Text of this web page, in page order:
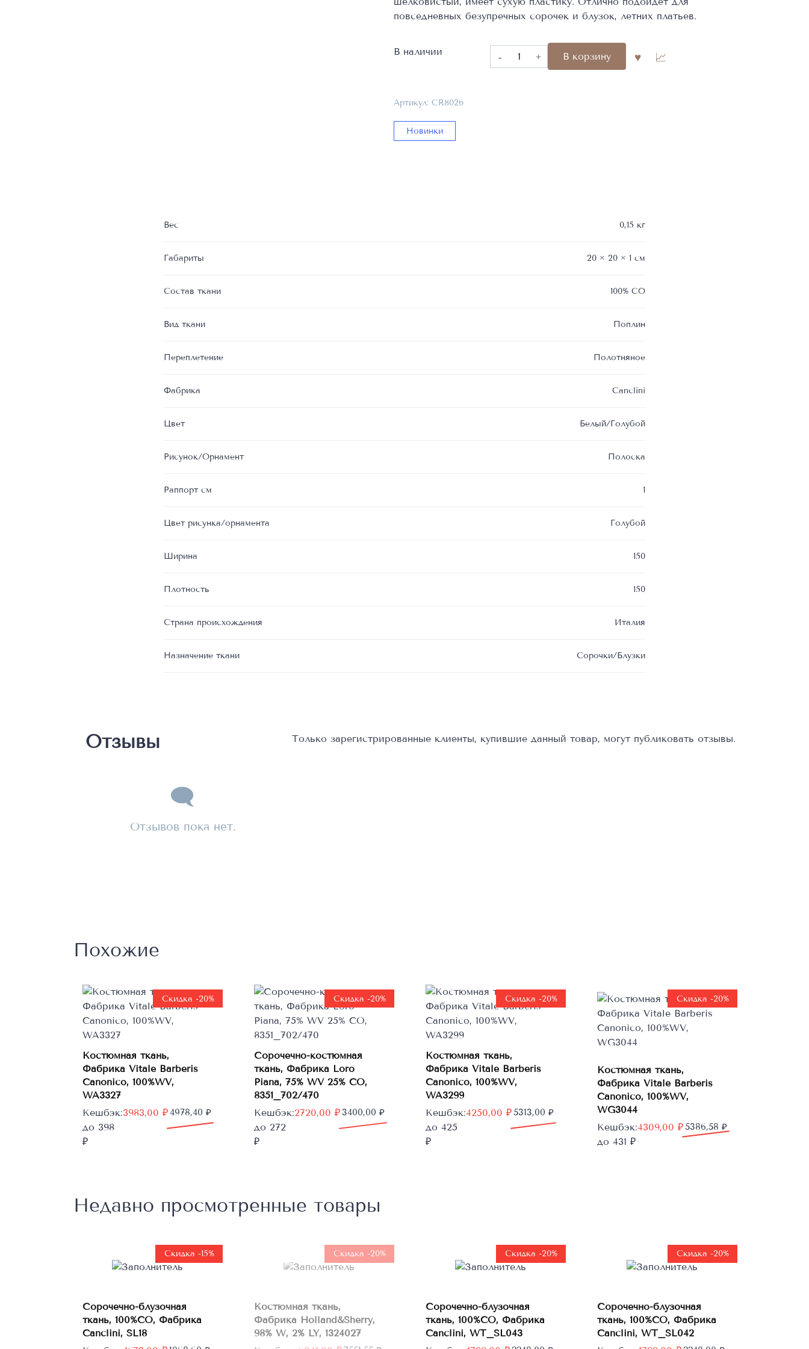
повседневных безупречных сорочек и блузок, летних платьев.
В наличии
Количество
товара
В корзину
Артикул: CR8026
Новинки
Вес 0,15 кг
Габариты 20 × 20 × 1 см
Состав ткани 100% CO
Вид ткани Поплин
Переплетение Полотняное
Фабрика Canclini
Цвет Белый/Голубой
Рисунок/Орнамент Полоска
Раппорт см 1
Цвет рисунка/орнамента Голубой
Ширина 150
Плотность 150
Страна происхождения Италия
Назначение ткани Сорочки/Блузки
Отзывы
Отзывов пока нет.
Только зарегистрированные клиенты, купившие данный товар, могут публиковать отзывы.
Похожие
В корзину
Скидка -20%
Костюмная ткань,
Фабрика Vitale Barberis
Canonico, 100%WV,
WA3327
4978,40₽
Первоначальная
цена
составляла
3983,00 ₽
Текущая
цена:
3983,00 ₽.
Кешбэк:
до 398
₽
В корзину
Скидка -20%
Сорочечно-костюмная
ткань, Фабрика Loro
Piana, 75% WV 25% CO,
8351_702/470
3400,00₽
Первоначальная
цена
составляла
2720,00 ₽
Текущая
цена:
2720,00 ₽.
Кешбэк:
до 272
₽
В корзину
Скидка -20%
Костюмная ткань,
Фабрика Vitale Barberis
Canonico, 100%WV,
WA3299
5313,00₽
Первоначальная
цена
составляла
4250,00 ₽
Текущая
цена:
4250,00 ₽.
Кешбэк:
до 425
₽
В корзину
Скидка -20%
Костюмная ткань,
Фабрика Vitale Barberis
Canonico, 100%WV,
WG3044
5386,58₽
Первоначальная
цена
4309,00 ₽
Текущая
цена:
Кешбэк:
до 431 ₽
Недавно просмотренные товары
корзину
Скидка -15%
Сорочечно-блузочная
ткань, 100%CO, Фабрика
Canclini, SL18
наличииСкидка -20%
Костюмная ткань,
Фабрика Holland&Sherry,
98% W, 2% LY, 1324027
корзину
Скидка -20%
Сорочечно-блузочная
ткань, 100%CO, Фабрика
Canclini, WT_SL043
корзину
Скидка -20%
Сорочечно-блузочная
ткань, 100%CO, Фабрика
Canclini, WT_SL042